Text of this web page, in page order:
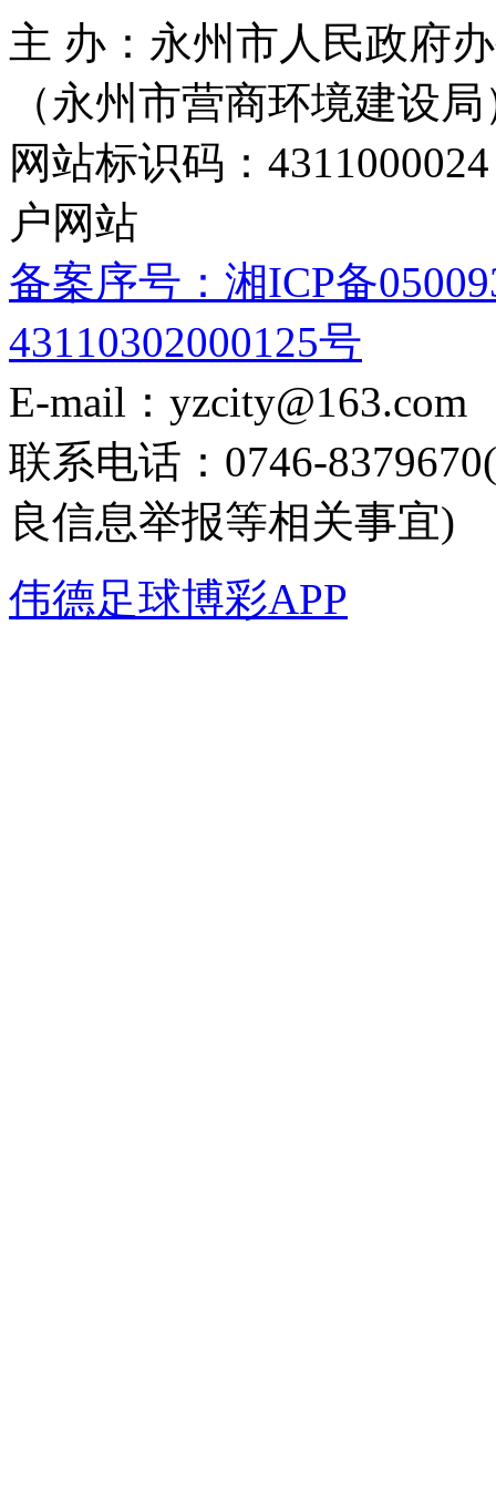
主 办：永州市人民政府
（永州市营商环境建设局
网站标识码：
户网站
备案序号：湘ICP备
43110302000125号
E-mail：yzcity@163.com
联系电话：0746-
良信息举报等相关事宜)
伟德足球博彩APP